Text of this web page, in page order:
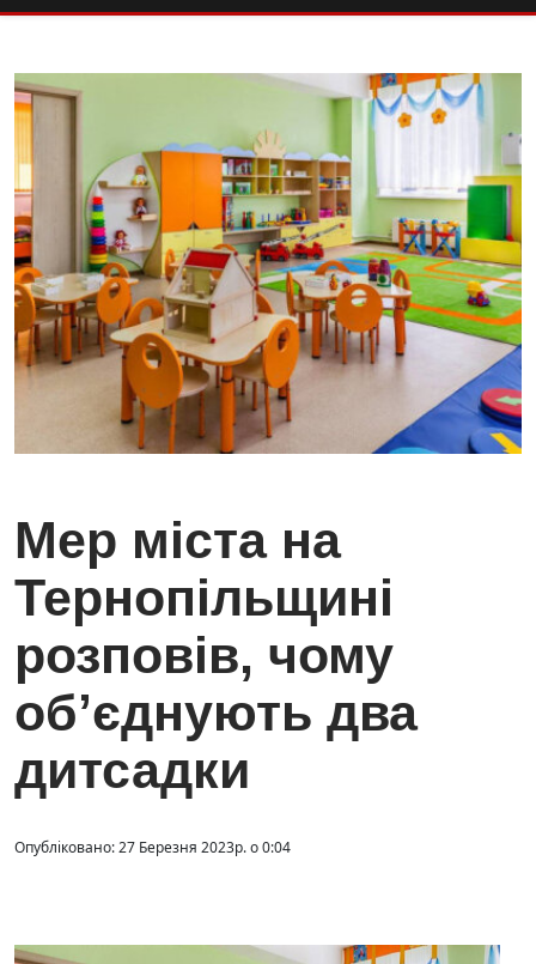
Мер міста на
Тернопільщині
розповів, чому
об’єднують два
дитсадки
Опубліковано: 27 Березня 2023р. о 0:04